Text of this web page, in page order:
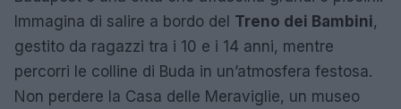
Immagina di salire a bordo del Treno dei Bambini,
gestito da ragazzi tra i 10 e i 14 anni, mentre
percorri le colline di Buda in un’atmosfera festosa.
Non perdere la Casa delle Meraviglie, un museo